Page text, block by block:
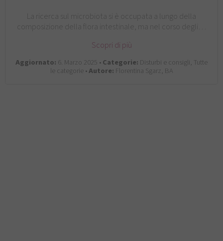
La ricerca sul microbiota si è occupata a lungo della
composizione della flora intestinale, ma nel corso degli…
Scopri di più
Aggiornato: 6. Marzo 2025 •Categorie: Disturbi e consigli, Tutte
le categorie •Autore: Florentina Sgarz, BA